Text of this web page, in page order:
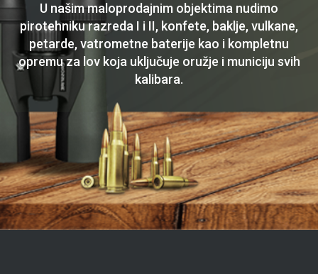
U našim maloprodajnim objektima nudimo
pirotehniku razreda I i II, konfete, baklje, vulkane,
petarde, vatrometne baterije kao i kompletnu
opremu za lov koja uključuje oružje i municiju svih
kalibara.